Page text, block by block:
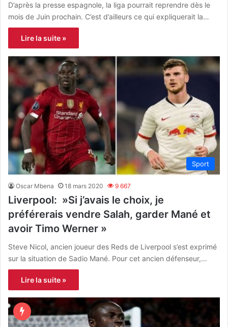
D’après la presse espagnole, la liga pourrait reprendre dès le
mois de Juin prochain. C’est d’ailleurs ce qui expliquerait la…
Lire la suite »
Sport
Oscar Mbena 18 mars 2020 9 667
Liverpool: »Si j’avais le choix, je
préférerais vendre Salah, garder Mané et
avoir Timo Werner »
Steve Nicol, ancien joueur des Reds de Liverpool s’est exprimé
sur la situation de Sadio Mané. Pour cet ancien défenseur,…
Lire la suite »